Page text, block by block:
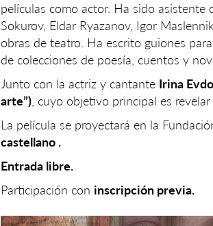
películas como actor. Ha sido asistente
Sokurov, Eldar Ryazanov, Igor
obras de teatro. Ha escrito guiones
de colecciones de poesía, cuentos y
Junto con la actriz y cantante Irina
arte”) , cuyo objetivo principal es
La película se proyectará en la
castellano .
Entrada libre.
Participación con inscripción previa.